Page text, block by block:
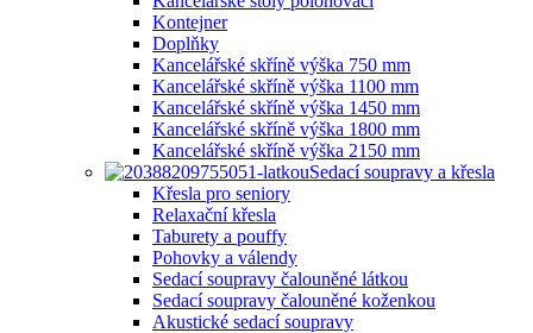
Kontejner
Doplňky
Kancelářské skříně výška 750 mm
Kancelářské skříně výška 1100 mm
Kancelářské skříně výška 1450 mm
Kancelářské skříně výška 1800 mm
Kancelářské skříně výška 2150 mm
Sedací soupravy a křesla
Křesla pro seniory
Relaxační křesla
Taburety a pouffy
Pohovky a válendy
Sedací soupravy čalouněné látkou
Sedací soupravy čalouněné koženkou
Akustické sedací soupravy